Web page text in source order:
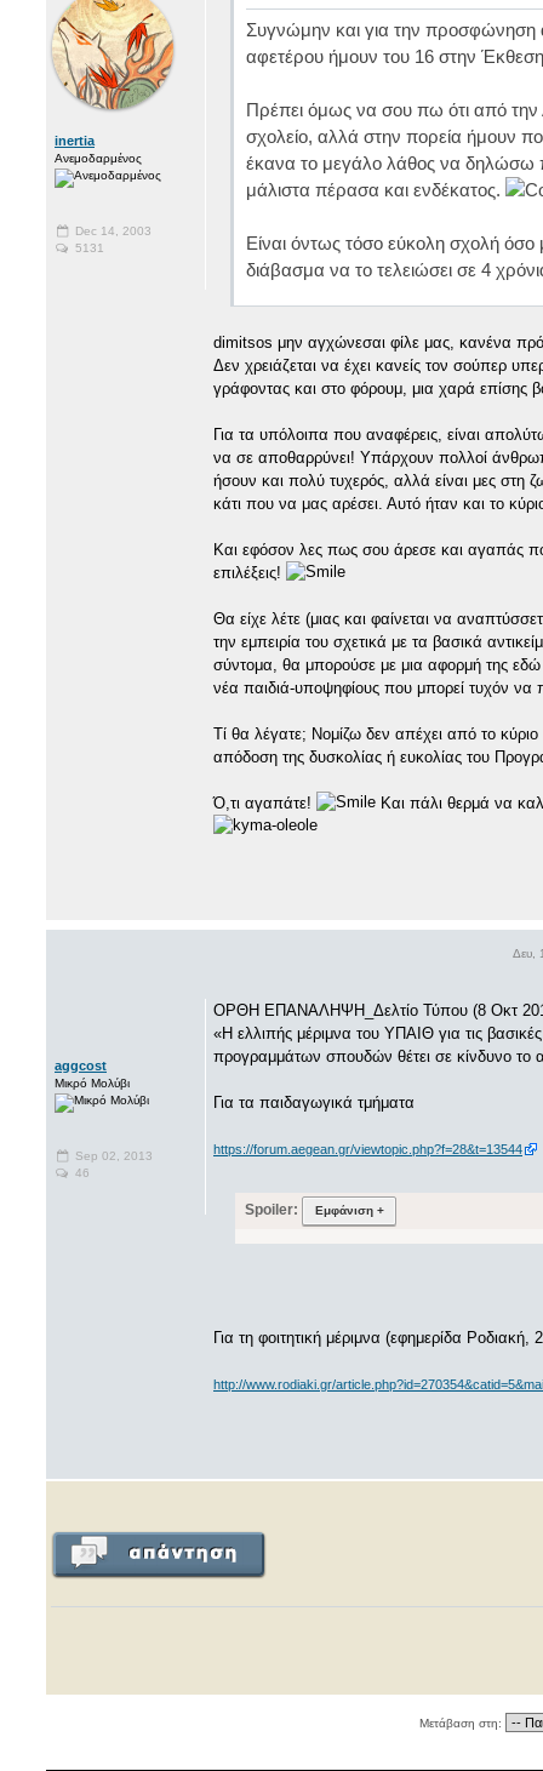
inertia
Ανεμοδαρμένος
Dec 14, 2003
5131
Συγνώμην και για την
αφετέρου ήμουν του 16 στην
Πρέπει όμως να σου πω ότι από την
σχολείο, αλλά στην πορεία ήμουν
έκανα το μεγάλο λάθος να δηλώσω
μάλιστα πέρασα και ενδέκατος.
Είναι όντως τόσο εύκολη σχολή
διάβασμα να το τελειώσει σε 4
dimitsos μην αγχώνεσαι φίλε μας, κανένα
Δεν χρειάζεται να έχει κανείς τον σούπερ
γράφοντας και στο φόρουμ, μια χαρά επίσης
Για τα υπόλοιπα που αναφέρεις, είναι
να σε αποθαρρύνει! Υπάρχουν πολλοί
ήσουν και πολύ τυχερός, αλλά είναι μες στη
κάτι που να μας αρέσει. Αυτό ήταν και το
Και εφόσον λες πως σου άρεσε και αγαπάς
επιλέξεις!
Θα είχε λέτε (μιας και φαίνεται να
την εμπειρία του σχετικά με τα βασικά
σύντομα, θα μπορούσε με μια αφορμή της
νέα παιδιά-υποψηφίους που μπορεί τυχόν να
Τί θα λέγατε; Νομίζω δεν απέχει από το
απόδοση της δυσκολίας ή ευκολίας του
Ό,τι αγαπάτε! Και πάλι θερμά να
Δευ,
aggcost
Μικρό Μολύβι
Sep 02, 2013
46
ΟΡΘΗ ΕΠΑΝΑΛΗΨΗ_Δελτίο Τύπου (8 Οκτ
«Η ελλιπής μέριμνα του ΥΠΑΙΘ για τις
προγραμμάτων σπουδών θέτει σε κίνδυνο το
Για τα παιδαγωγικά τμήματα
https://forum.aegean.gr/viewtopic.php?f=28&t=13544
Spoiler:
Για τη φοιτητική μέριμνα (εφημερίδα Ροδιακή,
http://www.rodiaki.gr/
Μετάβαση στη: